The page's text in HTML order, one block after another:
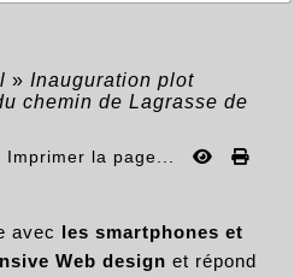
» Inauguration plot
chemin de Lagrasse de
Imprimer la page...
avec les smartphones et
Web design et répond